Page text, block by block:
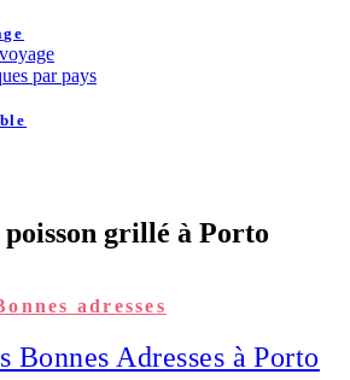
par pays
grillé à Porto
adresses
Bonnes Adresses à Porto